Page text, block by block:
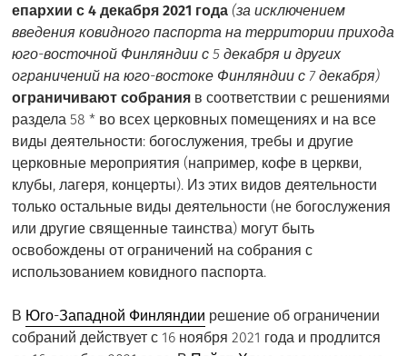
епархии с 4 декабря 2021 года (за исключением
введения ковидного паспорта на территории прихода
юго-восточной Финляндии с 5 декабря и других
ограничений на юго-востоке Финляндии с 7 декабря)
ограничивают собрания в соответствии с решениями
раздела 58 * во всех церковных помещениях и на все
виды деятельности: богослужения, требы и другие
церковные мероприятия (например, кофе в церкви,
клубы, лагеря, концерты). Из этих видов деятельности
только остальные виды деятельности (не богослужения
или другие священные таинства) могут быть
освобождены от ограничений на собрания с
использованием ковидного паспорта.
В Юго-Западной Финляндии решение об ограничении
собраний действует с 16 ноября 2021 года и продлится